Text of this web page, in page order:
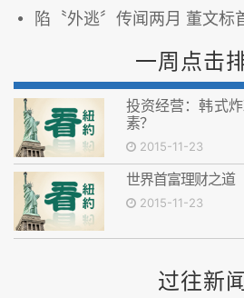
陷〝外逃〞传闻两月 董文标
一周点击
投资经营：韩式
素？
2015-11-23
世界首富理财之道
2015-11-23
过往新闻